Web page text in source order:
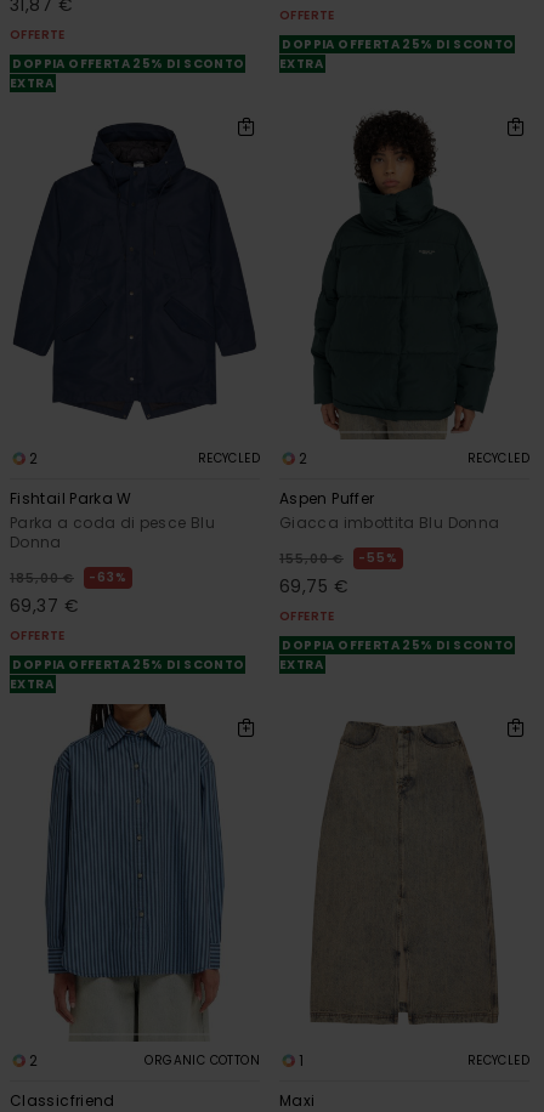
31,87 €
OFFERTE
DOPPIA OFFERTA 25% DI SCONTO
EXTRA
OFFERTE
DOPPIA OFFERTA 25% DI SCONTO
EXTRA
2 RECYCLED
Fishtail Parka W
Parka a coda di pesce Blu
Donna
185,00 € 63%
69,37 €
OFFERTE
DOPPIA OFFERTA 25% DI SCONTO
EXTRA
2 RECYCLED
Aspen Puffer
Giacca imbottita Blu Donna
155,00 € 55%
69,75 €
OFFERTE
DOPPIA OFFERTA 25% DI SCONTO
EXTRA
2 ORGANIC COTTON
Classicfriend
1 RECYCLED
Maxi